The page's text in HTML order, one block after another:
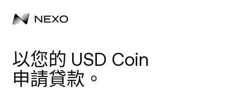
購買資產
商務
以您的 USD Coin
申請貸款。